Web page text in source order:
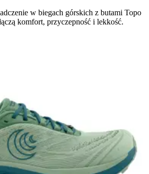
w biegach górskich z butami Topo
komfort, przyczepność i lekkość.